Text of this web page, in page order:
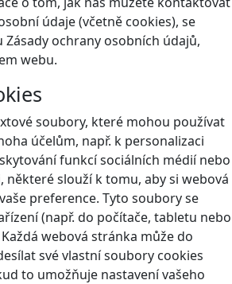
údaje (včetně cookies), se
ochrany osobních údajů,
webu.
soubory, které mohou používat
účelům, např. k personalizaci
funkcí sociálních médií nebo
některé slouží k tomu, aby si webová
preference. Tyto soubory se
(např. do počítače, tabletu nebo
webová stránka může do
své vlastní soubory cookies
to umožňuje nastavení vašeho